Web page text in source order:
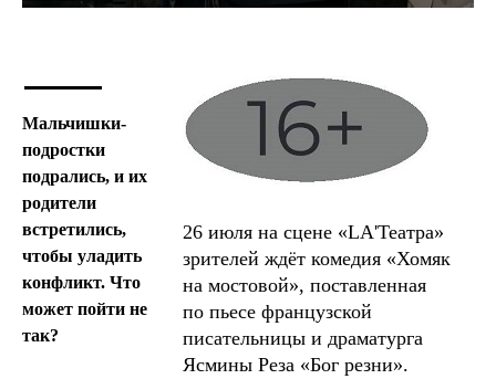
Мальчишки-
подростки
подрались, и их
родители
встретились,
чтобы уладить
конфликт. Что
может пойти не
так?
26 июля на сцене «LA'Театра»
зрителей ждёт комедия «Хомяк
на мостовой», поставленная
по пьесе французской
писательницы и драматурга
Ясмины Реза «Бог резни».